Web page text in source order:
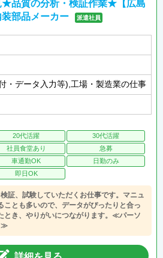
★品質の分析・検証作業★【広島
部品メーカー
派遣社員
・データ入力等),工場・製造業の仕事
20代活躍
30代活躍
社員食堂あり
急募
車通勤OK
日勤のみ
即日OK
証、試験していただくお仕事です。マニュ
ことも多いので、データがぴったりと合っ
とき、やりがいにつながります。≪パーソ
≫